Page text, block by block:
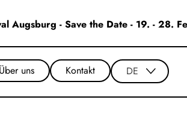
Augsburg - Save the Date - 19. - 28.
Über uns Kontakt DE